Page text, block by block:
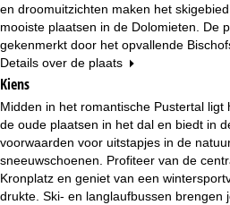
en droomuitzichten maken het
mooiste plaatsen in de Dolomieten. De
gekenmerkt door het opvallende
Details over de plaats
Kiens
Midden in het romantische Pustertal
de oude plaatsen in het dal en biedt in
voorwaarden voor uitstapjes in de
sneeuwschoenen. Profiteer van de
Kronplatz en geniet van een
drukte. Ski- en langlaufbussen brengen